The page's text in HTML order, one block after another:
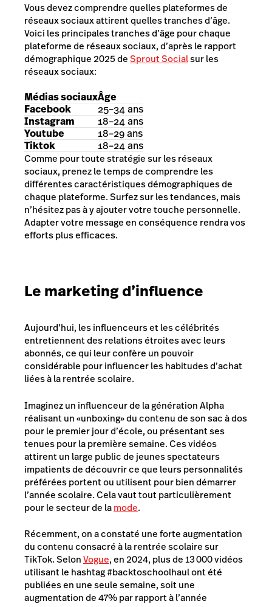
Vous devez comprendre quelles plateformes de
réseaux sociaux attirent quelles tranches d’âge.
Voici les principales tranches d’âge pour chaque
plateforme de réseaux sociaux, d’après le rapport
démographique 2025 deSprout Socialsur les
réseaux sociaux:
Médias sociauxÂge
Facebook
25–34 ans
Instagram
18–24 ans
Youtube
18–29 ans
Tiktok
18–24 ans
Comme pour toute stratégie sur les réseaux
sociaux, prenez le temps de comprendre les
différentes caractéristiques démographiques de
chaque plateforme. Surfez sur les tendances, mais
n’hésitez pas à y ajouter votre touche personnelle.
Adapter votre message en conséquence rendra vos
efforts plus efficaces.
Le marketing d’influence
Aujourd’hui, les influenceurs et les célébrités
entretiennent des relations étroites avec leurs
abonnés, ce qui leur confère un pouvoir
considérable pour influencer les habitudes d’achat
liées à la rentrée scolaire.
Imaginez un influenceur de la génération Alpha
réalisant un «unboxing» du contenu de son sac à dos
pour le premier jour d’école, ou présentant ses
tenues pour la première semaine. Ces vidéos
attirent un large public de jeunes spectateurs
impatients de découvrir ce que leurs personnalités
préférées portent ou utilisent pour bien démarrer
l’année scolaire. Cela vaut tout particulièrement
pour le secteur de lamode.
Récemment, on a constaté une forte augmentation
du contenu consacré à la rentrée scolaire sur
TikTok. SelonVogue, en 2024, plus de 13 000 vidéos
utilisant le hashtag #backtoschoolhaul ont été
publiées en une seule semaine, soit une
augmentation de 47% par rapport à l’année